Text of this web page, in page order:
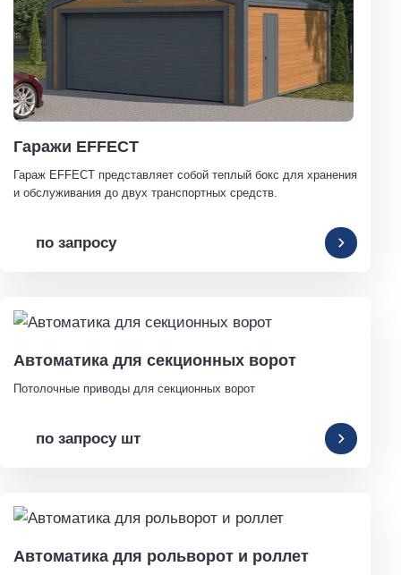
Гаражи EFFECT
Гараж EFFECT представляет собой теплый бокс для хранения
и обслуживания до двух транспортных средств.
по запросу
Автоматика для секционных ворот
Потолочные приводы для секционных ворот
по запросу шт
Автоматика для рольворот и роллет